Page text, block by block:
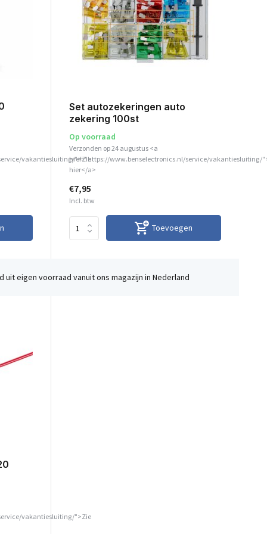
vakantiesluiting/">Zie
Set autozekeringen auto
zekering 100st
Op voorraad
Verzonden op 24 augustus <a
href="https://www.benselectronics.nl/service/vakantiesluiting/
hier</a>
€7,95
Incl. btw
Toevoegen
uit eigen voorraad vanuit ons magazijn in Nederland
vakantiesluiting/">Zie